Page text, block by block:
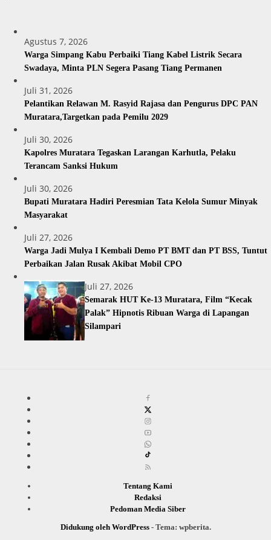
Agustus 7, 2026
Warga Simpang Kabu Perbaiki Tiang Kabel Listrik Secara
Swadaya, Minta PLN Segera Pasang Tiang Permanen
Juli 31, 2026
Pelantikan Relawan M. Rasyid Rajasa dan Pengurus DPC PAN
Muratara,Targetkan pada Pemilu 2029
Juli 30, 2026
Kapolres Muratara Tegaskan Larangan Karhutla, Pelaku
Terancam Sanksi Hukum
Juli 30, 2026
Bupati Muratara Hadiri Peresmian Tata Kelola Sumur Minyak
Masyarakat
Juli 27, 2026
Warga Jadi Mulya I Kembali Demo PT BMT dan PT BSS, Tuntut
Perbaikan Jalan Rusak Akibat Mobil CPO
Juli 27, 2026
Semarak HUT Ke-13 Muratara, Film “Kecak
Palak” Hipnotis Ribuan Warga di Lapangan
Silampari
Tentang Kami
Redaksi
Pedoman Media Siber
Didukung oleh WordPress - Tema: wpberita.